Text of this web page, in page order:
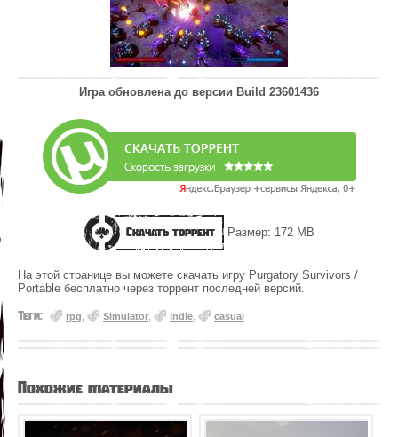
Игра обновлена до версии Build 23601436
Скачать торрент Размер: 172 MB
На этой странице вы можете скачать игру Purgatory Survivors /
Portable бесплатно через торрент последней версий.
Теги: rpg Simulator indie casual
Похожие материалы